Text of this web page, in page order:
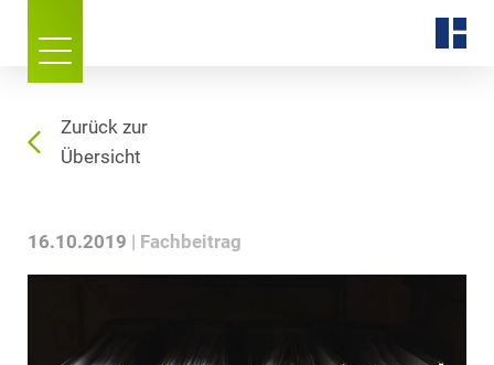
Zurück zur
Übersicht
16.10.2019 Fachbeitrag